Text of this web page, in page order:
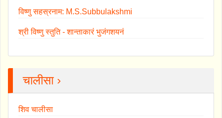
विष्णु सहस्रनाम: M.S.Subbulakshmi
श्री विष्णु स्तुति - शान्ताकारं भुजंगशयनं
चालीसा ›
शिव चालीसा